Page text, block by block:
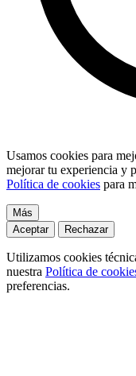
Usamos cookies para
mejorar tu experiencia y
Política de cookies para
Más
Aceptar
Rechazar
Utilizamos cookies
nuestra Política de
preferencias.